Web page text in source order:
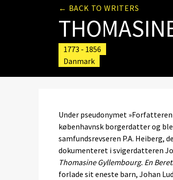
← BACK TO WRITERS
1773 - 1856
Danmark
Under pseudonymet
københavnsk borgerdatter og
samfundsrevseren P.A. Heiberg,
dokumenteret i svigerdatteren
Thomasine Gyllembourg. En
forlade sit eneste barn, Johan